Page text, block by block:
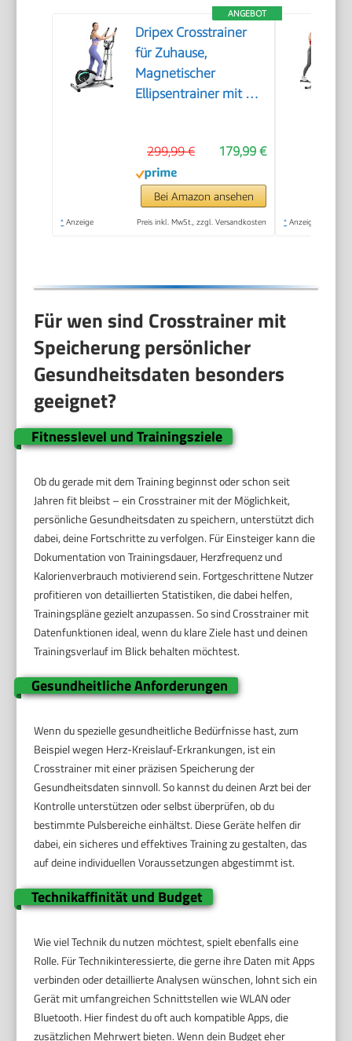
ANGEBOT
Dripex Crosstrainer
für Zuhause,
Magnetischer
Ellipsentrainer mit 16
Leises Indoor-
Trainingsgerät, LCD-
Monitor, Pulssensor,
bis 120 KG (Grün)
179,99 €
299,99 €
Bei Amazon ansehen
* Anzeige Preis inkl. MwSt., zzgl. Versandkosten * Anzeige
Für wen sind Crosstrainer mit
Speicherung persönlicher
Gesundheitsdaten besonders
geeignet?
Fitnesslevel und Trainingsziele
Ob du gerade mit dem Training beginnst oder schon seit
Jahren fit bleibst – ein Crosstrainer mit der Möglichkeit,
persönliche Gesundheitsdaten zu speichern, unterstützt dich
dabei, deine Fortschritte zu verfolgen. Für Einsteiger kann die
Dokumentation von Trainingsdauer, Herzfrequenz und
Kalorienverbrauch motivierend sein. Fortgeschrittene Nutzer
profitieren von detaillierten Statistiken, die dabei helfen,
Trainingspläne gezielt anzupassen. So sind Crosstrainer mit
Datenfunktionen ideal, wenn du klare Ziele hast und deinen
Trainingsverlauf im Blick behalten möchtest.
Gesundheitliche Anforderungen
Wenn du spezielle gesundheitliche Bedürfnisse hast, zum
Beispiel wegen Herz-Kreislauf-Erkrankungen, ist ein
Crosstrainer mit einer präzisen Speicherung der
Gesundheitsdaten sinnvoll. So kannst du deinen Arzt bei der
Kontrolle unterstützen oder selbst überprüfen, ob du
bestimmte Pulsbereiche einhältst. Diese Geräte helfen dir
dabei, ein sicheres und effektives Training zu gestalten, das
auf deine individuellen Voraussetzungen abgestimmt ist.
Technikaffinität und Budget
Wie viel Technik du nutzen möchtest, spielt ebenfalls eine
Rolle. Für Technikinteressierte, die gerne ihre Daten mit Apps
verbinden oder detaillierte Analysen wünschen, lohnt sich ein
Gerät mit umfangreichen Schnittstellen wie WLAN oder
Bluetooth. Hier findest du oft auch kompatible Apps, die
zusätzlichen Mehrwert bieten. Wenn dein Budget eher